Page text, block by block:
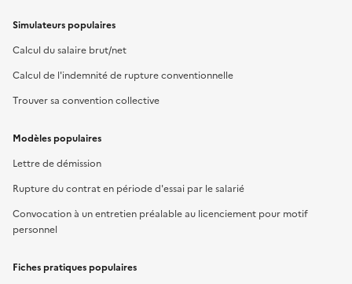
Simulateurs populaires
Calcul du salaire brut/net
Calcul de l'indemnité de rupture conventionnelle
Trouver sa convention collective
Modèles populaires
Lettre de démission
Rupture du contrat en période d'essai par le salarié
Convocation à un entretien préalable au licenciement pour motif
personnel
Fiches pratiques populaires